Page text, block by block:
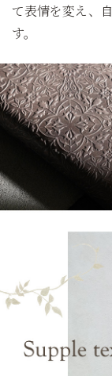
て表情を変え、
す。